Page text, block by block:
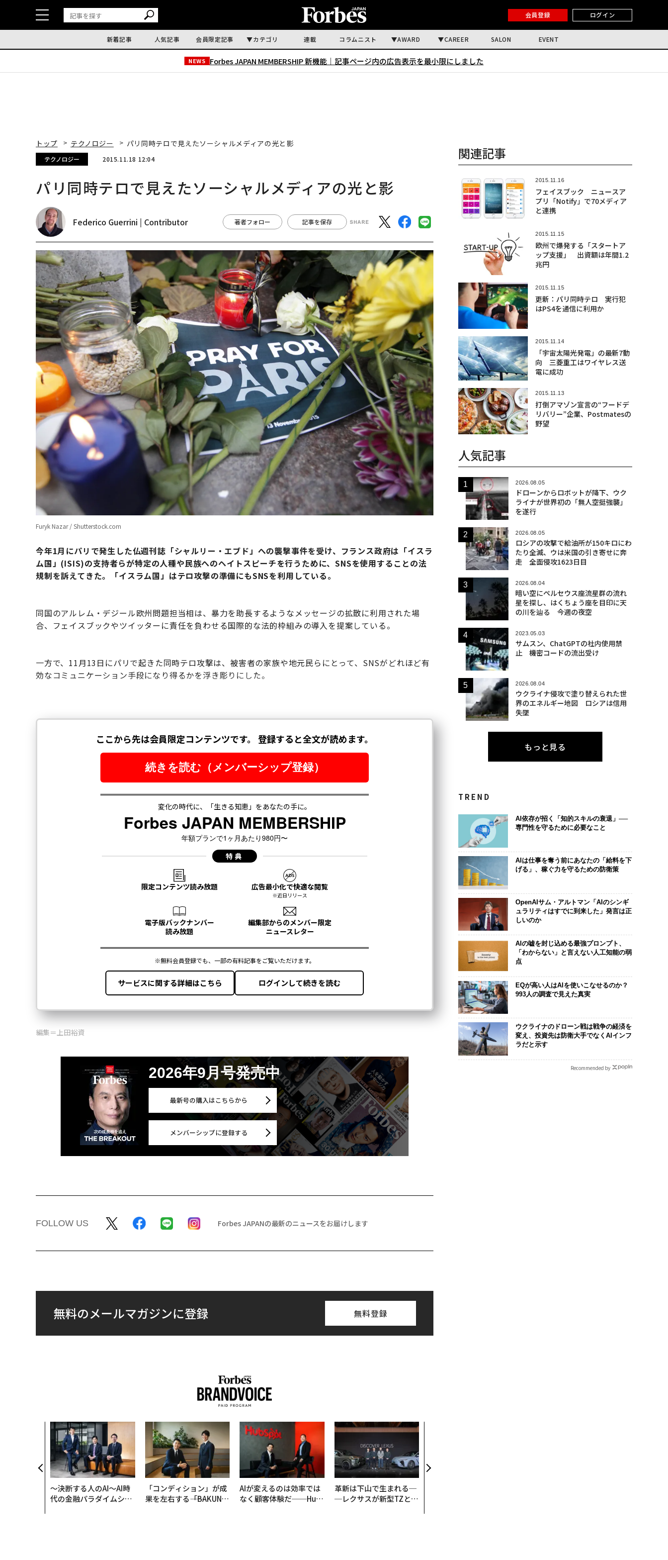
会員登録 ログイン
新着記事 人気記事 会員限定記事 カテゴリ 連載 コラムニスト AWARD CAREER SALON EVENT
NEWS Forbes JAPAN MEMBERSHIP 新機能｜ 記事ページ内の広告表示を最小限にしました
トップ テクノロジー パリ同時テロで見えたソーシャルメディアの光と影
テクノロジー 2015.11.18 12:04
パリ同時テロで見えたソーシャルメディアの光と影
Federico Guerrini | Contributor 著者フォロー 記事を保存
Furyk Nazar / Shutterstock.com
今年1月にパリで発生した仏週刊誌「シャルリー・エブド」への襲撃事件を受け、フランス政府は「イスラ
ム国」(ISIS)の支持者らが特定の人種や民族へのヘイトスピーチを行うために、SNSを使用することの法
規制を訴えてきた。
「イスラム国」 はテロ攻撃の準備にもSNSを利用している。
同国のアルレム・デジール欧州問題担当相は、暴力を助長するようなメッセージの拡散に利用された場
合、フェイスブックやツイッターに責任を負わせる国際的な法的枠組みの導入を提案している。
一方で、11月13日にパリで起きた同時テロ攻撃は、被害者の家族や地元民らにとって、SNSがどれほど有
効なコミュニケーション手段になり得るかを浮き彫りにした。
編集＝上田裕資
2026年9月号発売中
最新号の購入はこちらから
メンバーシップに登録する
FOLLOW US Forbes JAPANの最新のニュースをお届けします
無料のメールマガジンに登録 無料登録
〜決断する人のAI〜AI時
代の金融パラダイムシフ
「コンディション」が成
果を左右する――「BAKUN
AIが変えるのは効率では
なく顧客体験だ──Hub
革新は下山で生まれる─
─レクサスが新型TZとE
関連記事
2015.11.16
フェイスブック ニュースア
プリ「Notify」で70メディア
と連携
2015.11.15
欧州で爆発する「スタートア
ップ支援」 出資額は年間1.2
兆円
2015.11.15
更新：パリ同時テロ 実行犯
はPS4を通信に利用か
2015.11.14
「宇宙太陽光発電」の最新7動
向 三菱重工はワイヤレス送
電に成功
2015.11.13
打倒アマゾン宣言の“フードデ
リバリー”企業、Postmatesの
野望
人気記事
2026.08.05
ドローンからロボットが降下、ウク
ライナが世界初の「無人空挺強襲」
を遂行
2026.08.05
ロシアの攻撃で給油所が150キロにわ
たり全滅、ウは米国の引き寄せに奔
走 全面侵攻1623日目
2026.08.04
暗い空にペルセウス座流星群の流れ
星を探し、はくちょう座を目印に天
の川を辿る 今週の夜空
2023.05.03
サムスン、ChatGPTの社内使用禁
止 機密コードの流出受け
2026.08.04
ウクライナ侵攻で塗り替えられた世
界のエネルギー地図 ロシアは信用
失墜
もっと見る
TREND
AI依存が招く「知的スキルの衰退」──
専門性を守るために必要なこと
AIは仕事を奪う前にあなたの「給料を下
げる」、稼ぐ力を守るための防衛策
OpenAIサム・アルトマン「AIのシンギ
ュラリティはすでに到来した」発言は正
しいのか
AIの嘘を封じ込める最強プロンプト、
「わからない」と言えない人工知能の弱
点
EQが高い人はAIを使いこなせるのか？
993人の調査で見えた真実
ウクライナのドローン戦は戦争の経済を
変え、投資先は防衛大手でなくAIインフ
ラだと示す
Recommended by